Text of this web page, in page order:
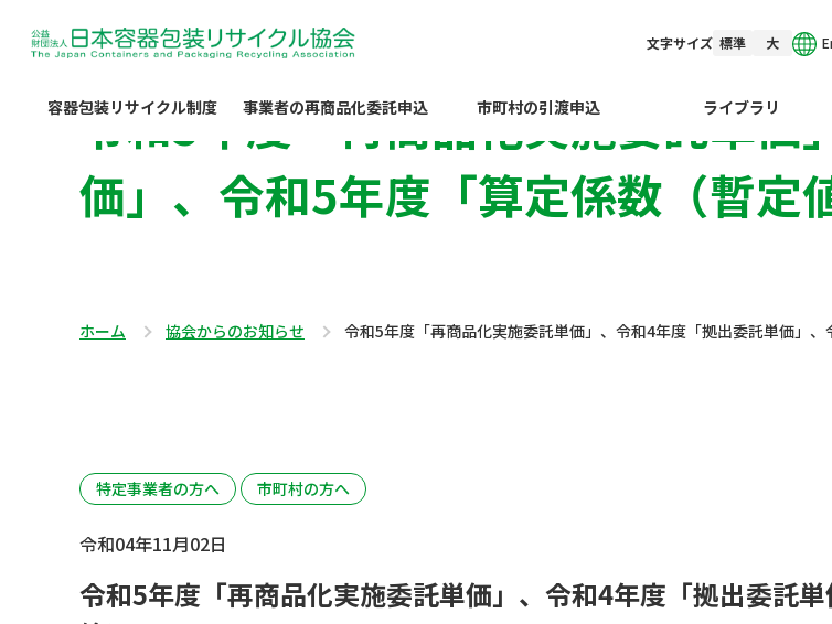
文字サイズ 標準 大
容器包装リサイクル制度 事業者の再商品化委託申込 市町村の引渡申込 ライブラリ
令和5年度「再商品化実施委託単価
価」、令和5年度「算定係数（暫定
ホーム 協会からのお知らせ 令和5年度「再商品化実施委託単価」、令和4年度「拠出委託単価」
特定事業者の方へ 市町村の方へ
令和04年11月02日
令和5年度「再商品化実施委託単価」、令和4年度「拠出委託